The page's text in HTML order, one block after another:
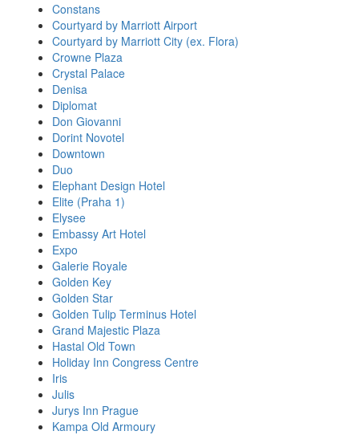
Constans
Courtyard by Marriott Airport
Courtyard by Marriott City (ex. Flora)
Crowne Plaza
Crystal Palace
Denisa
Diplomat
Don Giovanni
Dorint Novotel
Downtown
Duo
Elephant Design Hotel
Elite (Praha 1)
Elysee
Embassy Art Hotel
Expo
Galerie Royale
Golden Key
Golden Star
Golden Tulip Terminus Hotel
Grand Majestic Plaza
Hastal Old Town
Holiday Inn Congress Centre
Iris
Julis
Jurys Inn Prague
Kampa Old Armoury